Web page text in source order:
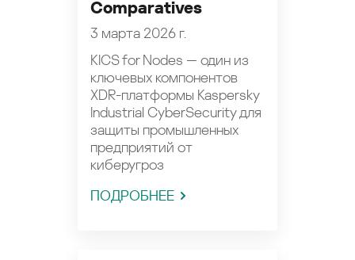
Comparatives
3 марта 2026 г.
KICS for Nodes — один из
ключевых компонентов
XDR-платформы Kaspersky
Industrial CyberSecurity для
защиты промышленных
предприятий от
киберугроз
ПОДРОБНЕЕ